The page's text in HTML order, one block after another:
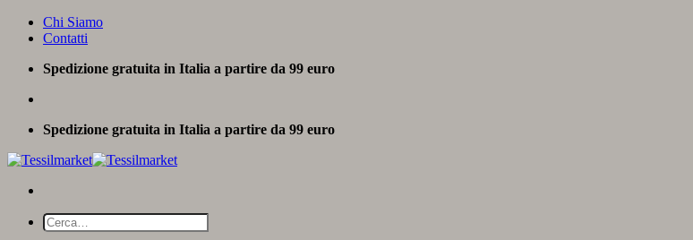
Salta
Chi Siamo
Contatti
Spedizione gratuita in Italia a partire da 99 euro
Spedizione gratuita in Italia a partire da 99 euro
Cerca: